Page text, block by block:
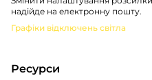
надійде на електронну пошту.
Графіки відключень світла
Ресурси